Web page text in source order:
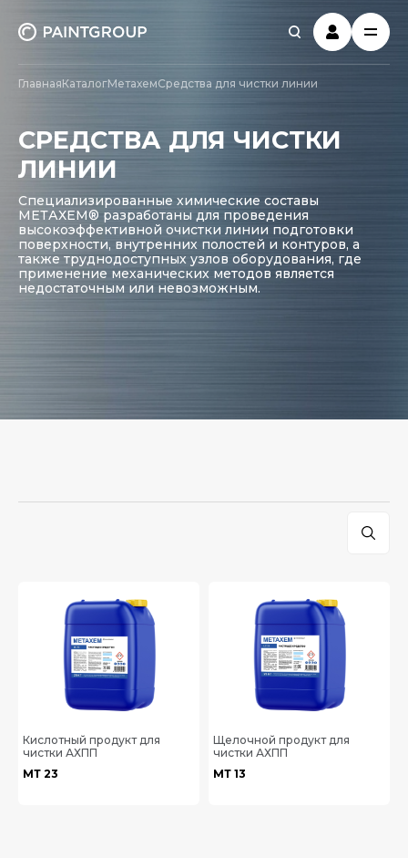
ГлавнаяКаталогМетахемСредства для чистки линии
СРЕДСТВА ДЛЯ ЧИСТКИ
ЛИНИИ
Специализированные химические составы
МЕТАХЕМ® разработаны для проведения
высокоэффективной очистки линии подготовки
поверхности, внутренних полостей и контуров, а
также труднодоступных узлов оборудования, где
применение механических методов является
недостаточным или невозможным.
Кислотный продукт для
чистки АХПП
МТ 23
Щелочной продукт для
чистки АХПП
МТ 13